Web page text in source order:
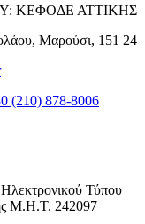
ΚΕΦΟΔΕ ΑΤΤΙΚΗΣ
Μαρούσι, 151 24
(210) 878-8006
Τύπου
Μ.Η.Τ. 242097